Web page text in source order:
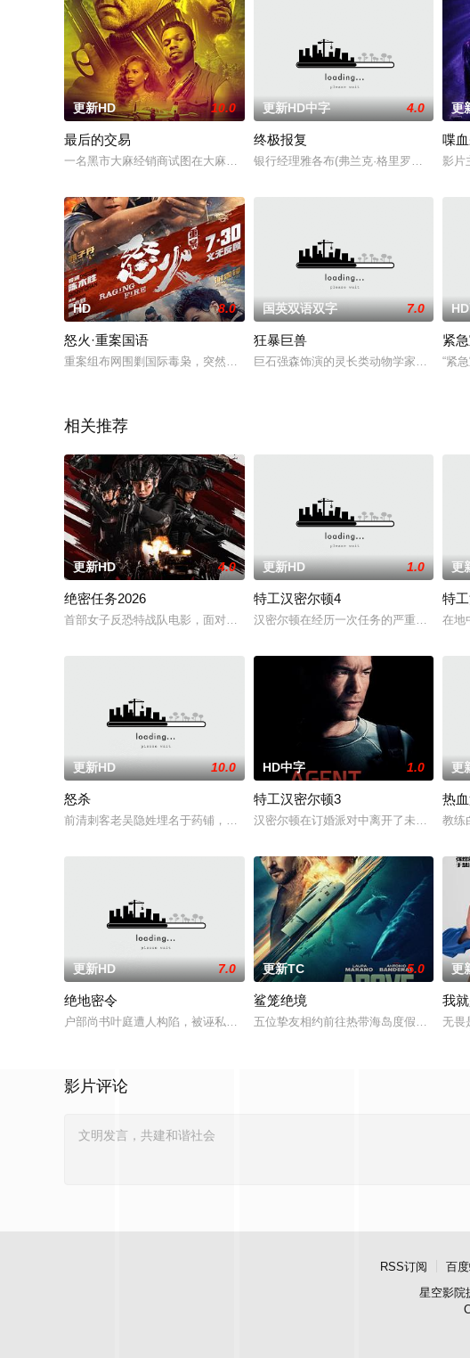
更新HD 10.0
最后的交易
一名黑市大麻经销商试图在大麻合法化后被挤出市场之前获得最终分数。
更新HD中字 4.0
终极报复
银行经理雅各布(弗兰克·格里罗饰)的同事
更
喋
影片
HD 8.0
怒火·重案国语
重案组布网围剿国际毒枭，突然杀出一组蒙面悍匪“黑吃黑”，更冷血屠杀众警
国英双语双字 7.0
狂暴巨兽
巨石强森饰演的灵长类动物学家一直与人
紧
“紧
相关推荐
更新HD 4.0
绝密任务2026
首部女子反恐特战队电影，面对恐怖主义恶势力，“最飒女子反恐特战队”临危
更新HD 1.0
特工汉密尔顿4
汉密尔顿在经历一次任务的严重后果后
更
特
在地
更新HD 10.0
怒杀
前清刺客老吴隐姓埋名于药铺，却为守护单亲母女小茜和依依，被迫出手击杀
HD中字 1.0
特工汉密尔顿3
汉密尔顿在订婚派对中离开了未婚妻，但
更
热
教练
更新HD 7.0
绝地密令
户部尚书叶庭遭人构陷，被诬私贪国库银两，身陷囹圄在即，叶庭急召其子叶
更新TC 5.0
鲨笼绝境
五位挚友相约前往热带海岛度假，计划在
更
我
无畏
影片评论
RSS订阅 百
星空影院